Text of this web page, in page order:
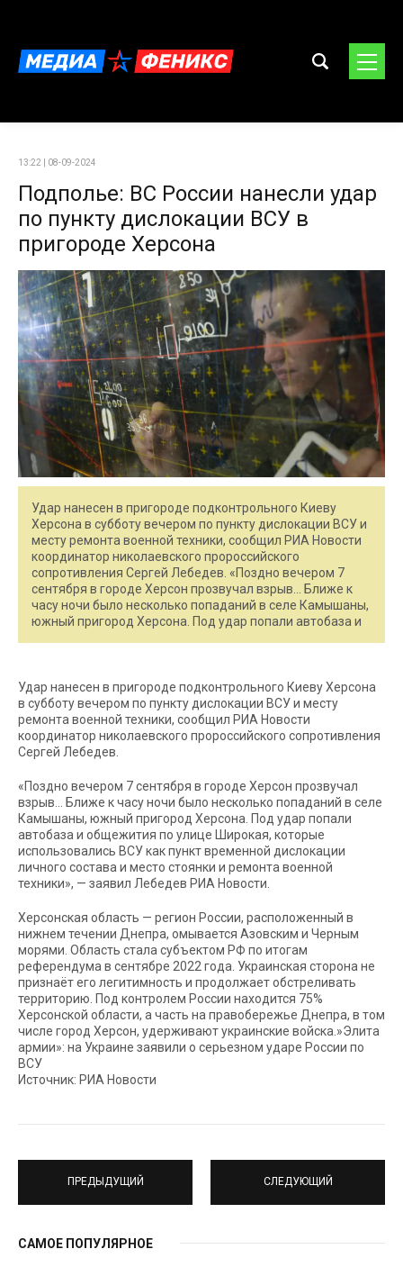
13:22 | 08-09-2024
Подполье: ВС России нанесли удар
по пункту дислокации ВСУ в
пригороде Херсона
Удар нанесен в пригороде подконтрольного Киеву
Херсона в субботу вечером по пункту дислокации ВСУ и
месту ремонта военной техники, сообщил РИА Новости
координатор николаевского пророссийского
сопротивления Сергей Лебедев. «Поздно вечером 7
сентября в городе Херсон прозвучал взрыв… Ближе к
часу ночи было несколько попаданий в селе Камышаны,
южный пригород Херсона. Под удар попали автобаза и
Удар нанесен в пригороде подконтрольного Киеву Херсона
в субботу вечером по пункту дислокации ВСУ и месту
ремонта военной техники, сообщил РИА Новости
координатор николаевского пророссийского сопротивления
Сергей Лебедев.
«Поздно вечером 7 сентября в городе Херсон прозвучал
взрыв… Ближе к часу ночи было несколько попаданий в селе
Камышаны, южный пригород Херсона. Под удар попали
автобаза и общежития по улице Широкая, которые
использовались ВСУ как пункт временной дислокации
личного состава и место стоянки и ремонта военной
техники», — заявил Лебедев РИА Новости.
Херсонская область — регион России, расположенный в
нижнем течении Днепра, омывается Азовским и Черным
морями. Область стала субъектом РФ по итогам
референдума в сентябре 2022 года. Украинская сторона не
признаёт его легитимность и продолжает обстреливать
территорию. Под контролем России находится 75%
Херсонской области, а часть на правобережье Днепра, в том
числе город Херсон, удерживают украинские войска.»Элита
армии»: на Украине заявили о серьезном ударе России по
ВСУ
Источник: РИА Новости
ПРЕДЫДУЩИЙ СЛЕДУЮЩИЙ
САМОЕ ПОПУЛЯРНОЕ